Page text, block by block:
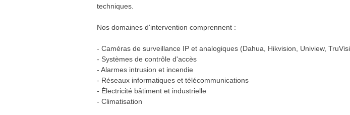
techniques.
Nos domaines d'intervention comprennent :
- Caméras de surveillance IP et analogiques (Dahua, Hikvision, Uniview,
- Systèmes de contrôle d'accès
- Alarmes intrusion et incendie
- Réseaux informatiques et télécommunications
- Électricité bâtiment et industrielle
- Climatisation